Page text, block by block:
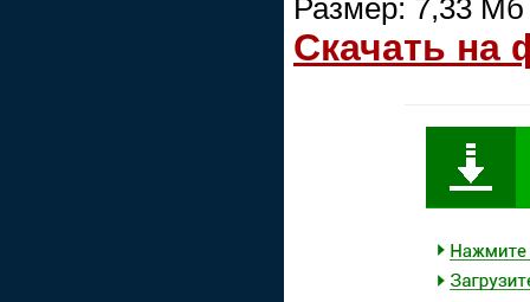
Размер: 7,33 Мб
Скачать на